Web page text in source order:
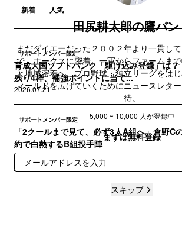
新着 人気
サポートメンバー限定
育成大国ソフトバンク「駆け込み登録」は
残り4枠、補強ポイントに当て...
2026.07.21
サポートメンバー限定
「2クールまで見て、必ず3人A組へ」倉野C
約で白熱するB組投手陣
2026.02.06
田尻耕太郎の鷹バ
まだダイエーだった２００２年より一貫し
で、ホークスに密着。一軍からファームま
と地域密着へ。プロ野球・独立リーグをは
ィールドを広げていくためにニュースレタ
待。
5,000 ~ 10,000 人が登録中
まずは無料登録
スキップ